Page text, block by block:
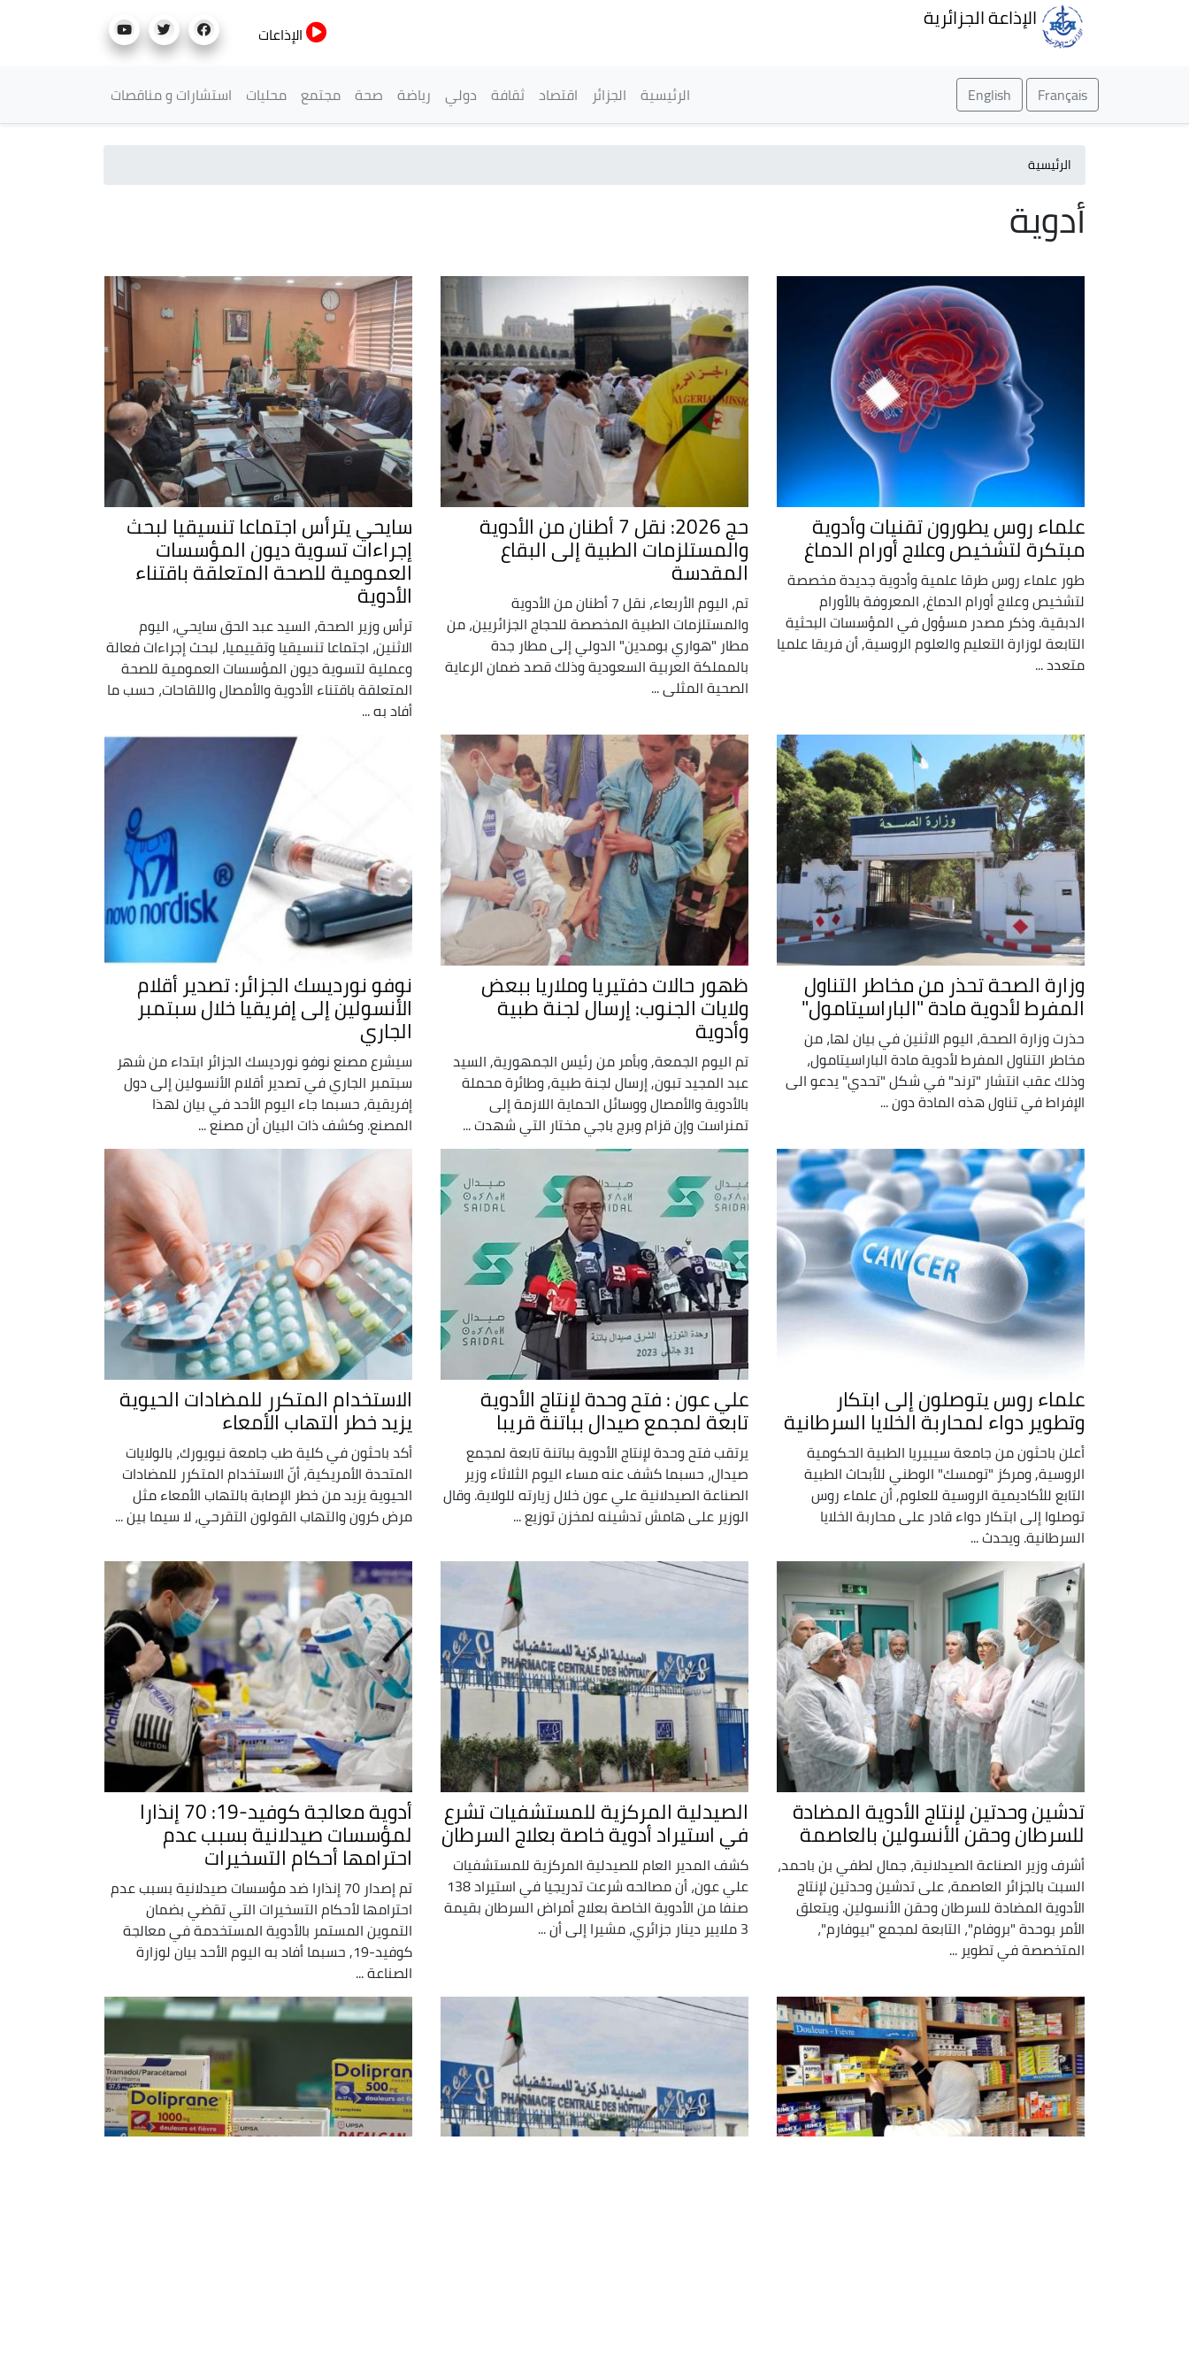
الإذاعة الجزائرية
الإذاعات
Français
English القائمة الرئيسية
الرئيسية الجزائر اقتصاد ثقافة دولي رياضة صحة مجتمع محليات استشارات و مناقصات
الرئيسية
أدوية
علماء روس يطورون تقنيات وأدوية
مبتكرة لتشخيص وعلاج أورام الدماغ
طور علماء روس طرقا علمية وأدوية جديدة مخصصة
لتشخيص وعلاج أورام الدماغ, المعروفة بالأورام
الدبقية. وذكر مصدر مسؤول في المؤسسات البحثية
التابعة لوزارة التعليم والعلوم الروسية, أن فريقا علميا
متعدد ...
حج 2026: نقل 7 أطنان من الأدوية
والمستلزمات الطبية إلى البقاع
المقدسة
تم، اليوم الأربعاء، نقل 7 أطنان من الأدوية
والمستلزمات الطبية المخصصة للحجاج الجزائريين، من
مطار "هواري بومدين" الدولي إلى مطار جدة
بالمملكة العربية السعودية وذلك قصد ضمان الرعاية
الصحية المثلى ...
سايحي يترأس اجتماعا تنسيقيا لبحث
إجراءات تسوية ديون المؤسسات
العمومية للصحة المتعلقة باقتناء
الأدوية
ترأس وزير الصحة، السيد عبد الحق سايحي، اليوم
الاثنين، اجتماعا تنسيقيا وتقييميا، لبحث إجراءات فعالة
وعملية لتسوية ديون المؤسسات العمومية للصحة
المتعلقة باقتناء الأدوية والأمصال واللقاحات، حسب ما
أفاد به ...
وزارة الصحة تحذر من مخاطر التناول
المفرط لأدوية مادة "الباراسيتامول"
حذرت وزارة الصحة، اليوم الاثنين في بيان لها، من
مخاطر التناول المفرط لأدوية مادة الباراسيتامول،
وذلك عقب انتشار "ترند" في شكل "تحدي" يدعو الى
الإفراط في تناول هذه المادة دون ...
ظهور حالات دفتيريا وملاريا ببعض
ولايات الجنوب: إرسال لجنة طبية
وأدوية
تم اليوم الجمعة, وبأمر من رئيس الجمهورية, السيد
عبد المجيد تبون, إرسال لجنة طبية, وطائرة محملة
بالأدوية والأمصال ووسائل الحماية اللازمة إلى
تمنراست وإن قزام وبرج باجي مختار التي شهدت ...
نوفو نورديسك الجزائر: تصدير أقلام
الأنسولين إلى إفريقيا خلال سبتمبر
الجاري
سيشرع مصنع نوفو نورديسك الجزائر ابتداء من شهر
سبتمبر الجاري في تصدير أقلام الأنسولين إلى دول
إفريقية، حسبما جاء اليوم الأحد في بيان لهذا
المصنع. وكشف ذات البيان أن مصنع ...
علماء روس يتوصلون إلى ابتكار
وتطوير دواء لمحاربة الخلايا السرطانية
أعلن باحثون من جامعة سيبيريا الطبية الحكومية
الروسية, ومركز "تومسك" الوطني للأبحاث الطبية
التابع للأكاديمية الروسية للعلوم, أن علماء روس
توصلوا إلى ابتكار دواء قادر على محاربة الخلايا
السرطانية. ويحدث ...
علي عون : فتح وحدة لإنتاج الأدوية
تابعة لمجمع صيدال بباتنة قريبا
يرتقب فتح وحدة لإنتاج الأدوية بباتنة تابعة لمجمع
صيدال، حسبما كشف عنه مساء اليوم الثلاثاء وزير
الصناعة الصيدلانية علي عون خلال زيارته للولاية. وقال
الوزير على هامش تدشينه لمخزن توزيع ...
الاستخدام المتكرر للمضادات الحيوية
يزيد خطر التهاب الأمعاء
أكد باحثون في كلية طب جامعة نيويورك، بالولايات
المتحدة الأمريكية، أنّ الاستخدام المتكرر للمضادات
الحيوية يزيد من خطر الإصابة بالتهاب الأمعاء مثل
مرض كرون والتهاب القولون التقرحي، لا سيما بين ...
تدشين وحدتين لإنتاج الأدوية المضادة
للسرطان وحقن الأنسولين بالعاصمة
أشرف وزير الصناعة الصيدلانية، جمال لطفي بن باحمد،
السبت بالجزائر العاصمة، على تدشين وحدتين لإنتاج
الأدوية المضادة للسرطان وحقن الأنسولين. ويتعلق
الأمر بوحدة "بروفام"، التابعة لمجمع "بيوفارم"،
المتخصصة في تطوير ...
الصيدلية المركزية للمستشفيات تشرع
في استيراد أدوية خاصة بعلاج السرطان
كشف المدير العام للصيدلية المركزية للمستشفيات
علي عون، أن مصالحه شرعت تدريجيا في استيراد 138
صنفا من الأدوية الخاصة بعلاج أمراض السرطان بقيمة
3 ملايير دينار جزائري، مشيرا إلى أن ...
أدوية معالجة كوفيد-19: 70 إنذارا
لمؤسسات صيدلانية بسبب عدم
احترامها أحكام التسخيرات
تم إصدار 70 إنذارا ضد مؤسسات صيدلانية بسبب عدم
احترامها لأحكام التسخيرات التي تقضي بضمان
التموين المستمر بالأدوية المستخدمة في معالجة
كوفيد-19, حسبما أفاد به اليوم الأحد بيان لوزارة
الصناعة ...